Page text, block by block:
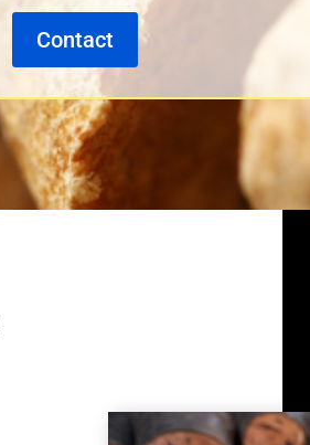
Contact